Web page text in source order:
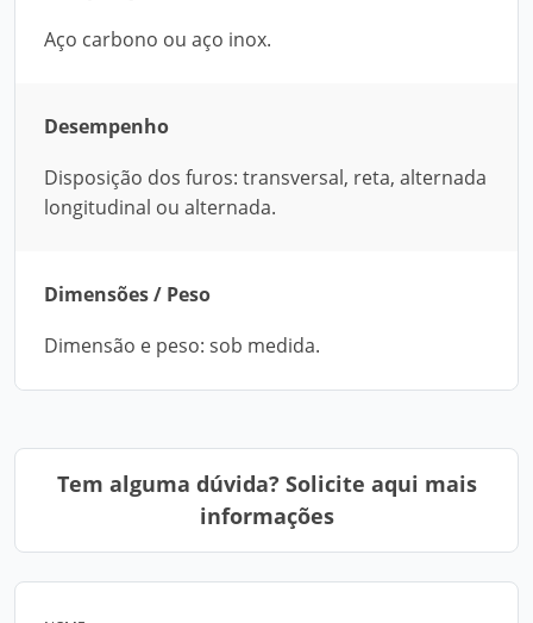
Aço carbono ou aço inox.
Desempenho
Disposição dos furos: transversal, reta, alternada
longitudinal ou alternada.
Dimensões / Peso
Dimensão e peso: sob medida.
Tem alguma dúvida? Solicite aqui mais
informações